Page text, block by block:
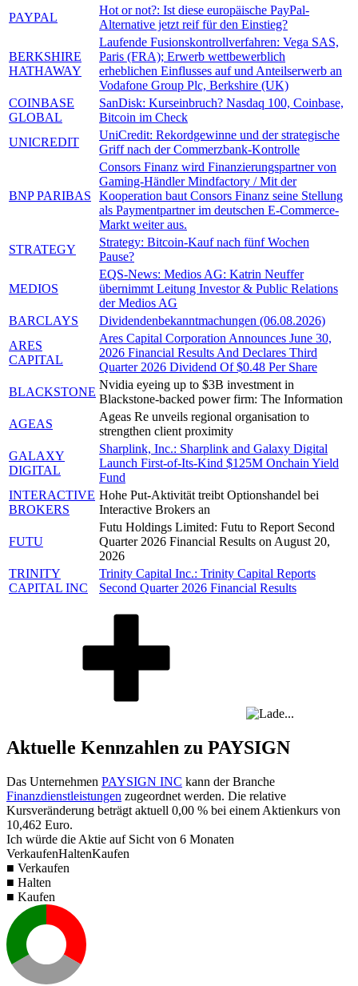
PAYPAL
Hot or not?: Ist diese europäische PayPal-
Alternative jetzt reif für den Einstieg?
BERKSHIRE
HATHAWAY
Laufende Fusionskontrollverfahren: Vega SAS,
Paris (FRA); Erwerb wettbewerblich
erheblichen Einflusses auf und Anteilserwerb an
Vodafone Group Plc, Berkshire (UK)
COINBASE
GLOBAL
SanDisk: Kurseinbruch? Nasdaq 100, Coinbase,
Bitcoin im Check
UNICREDIT
UniCredit: Rekordgewinne und der strategische
Griff nach der Commerzbank-Kontrolle
BNP PARIBAS
Consors Finanz wird Finanzierungspartner von
Gaming-Händler Mindfactory / Mit der
Kooperation baut Consors Finanz seine Stellung
als Paymentpartner im deutschen E-Commerce-
Markt weiter aus.
STRATEGY
Strategy: Bitcoin-Kauf nach fünf Wochen
Pause?
MEDIOS
EQS-News: Medios AG: Katrin Neuffer
übernimmt Leitung Investor & Public Relations
der Medios AG
BARCLAYS
Dividendenbekanntmachungen (06.08.2026)
ARES
CAPITAL
Ares Capital Corporation Announces June 30,
2026 Financial Results And Declares Third
Quarter 2026 Dividend Of $0.48 Per Share
BLACKSTONE
Nvidia eyeing up to $3B investment in
Blackstone-backed power firm: The Information
AGEAS
Ageas Re unveils regional organisation to
strengthen client proximity
GALAXY
DIGITAL
Sharplink, Inc.: Sharplink and Galaxy Digital
Launch First-of-Its-Kind $125M Onchain Yield
Fund
INTERACTIVE
BROKERS
Hohe Put-Aktivität treibt Optionshandel bei
Interactive Brokers an
FUTU
Futu Holdings Limited: Futu to Report Second
Quarter 2026 Financial Results on August 20,
2026
TRINITY
CAPITAL INC
Trinity Capital Inc.: Trinity Capital Reports
Second Quarter 2026 Financial Results
Aktuelle Kennzahlen zu PAYSIGN
Das Unternehmen PAYSIGN INC kann der Branche
Finanzdienstleistungen zugeordnet werden. Die relative
Kursveränderung beträgt aktuell 0,00 % bei einem Aktienkurs von
10,462 Euro.
Ich würde die Aktie auf Sicht von 6 Monaten
VerkaufenHaltenKaufen
■ Verkaufen
■ Halten
■ Kaufen